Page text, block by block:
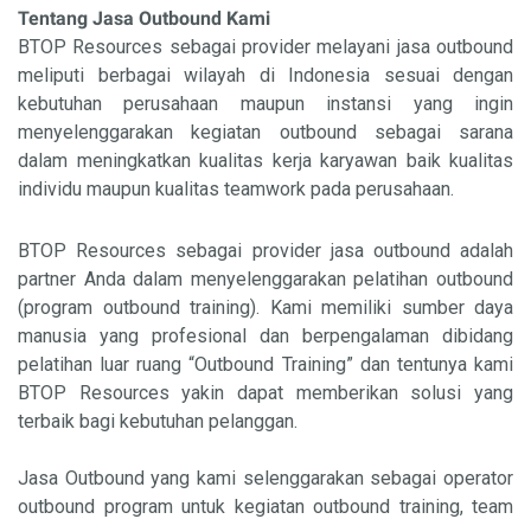
Tentang Jasa Outbound Kami
BTOP Resources sebagai provider melayani jasa outbound
meliputi berbagai wilayah di Indonesia sesuai dengan
kebutuhan perusahaan maupun instansi yang ingin
menyelenggarakan kegiatan outbound sebagai sarana
dalam meningkatkan kualitas kerja karyawan baik kualitas
individu maupun kualitas teamwork pada perusahaan.
BTOP Resources sebagai provider jasa outbound adalah
partner Anda dalam menyelenggarakan pelatihan outbound
(program outbound training). Kami memiliki sumber daya
manusia yang profesional dan berpengalaman dibidang
pelatihan luar ruang “Outbound Training” dan tentunya kami
BTOP Resources yakin dapat memberikan solusi yang
terbaik bagi kebutuhan pelanggan.
Jasa Outbound yang kami selenggarakan sebagai operator
outbound program untuk kegiatan outbound training, team